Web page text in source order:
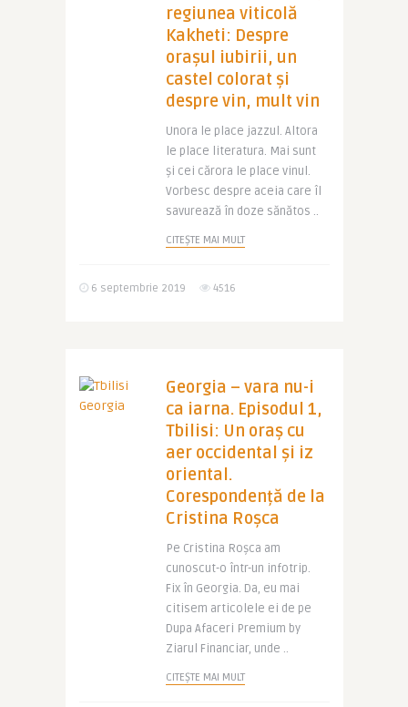
regiunea viticolă
Kakheti: Despre
orașul iubirii, un
castel colorat și
despre vin, mult vin
Unora le place jazzul. Altora
le place literatura. Mai sunt
și cei cărora le place vinul.
Vorbesc despre aceia care îl
savurează în doze sănătos ..
CITEȘTE MAI MULT
6 septembrie 2019 4516
Georgia – vara nu-i
ca iarna. Episodul 1,
Tbilisi: Un oraș cu
aer occidental și iz
oriental.
Corespondență de la
Cristina Roșca
Pe Cristina Roșca am
cunoscut-o într-un infotrip.
Fix în Georgia. Da, eu mai
citisem articolele ei de pe
Dupa Afaceri Premium by
Ziarul Financiar, unde ..
CITEȘTE MAI MULT